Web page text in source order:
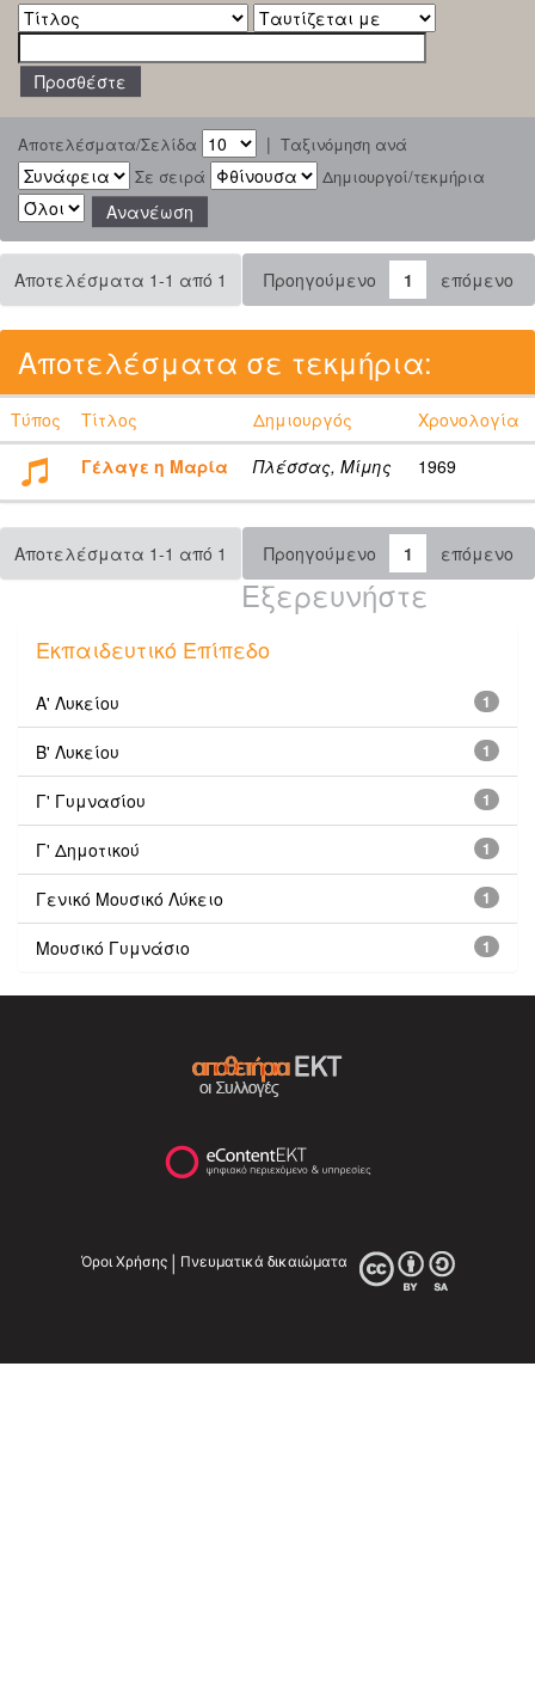
Αποτελέσματα/Σελίδα | Ταξινόμηση ανά
Σε σειρά
Δημιουργοί/τεκμήρια
Αποτελέσματα 1-1 από 1 Προηγούμενο 1 επόμενο
Αποτελέσματα σε τεκμήρια:
Τύπος Τίτλος Δημιουργός
Χρονολογία
Γέλαγε η Μαρία
Πλέσσας, Μίμης 1969
Αποτελέσματα 1-1 από 1 Προηγούμενο 1 επόμενο
Εξερευνήστε
Εκπαιδευτικό Επίπεδο
1
Α' Λυκείου
1
Β' Λυκείου
1
Γ' Γυμνασίου
1
Γ' Δημοτικού
1
Γενικό Μουσικό Λύκειο
1
Μουσικό Γυμνάσιο